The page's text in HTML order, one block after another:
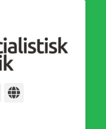
Internationalen och en viktig
framtid!
Webbplats